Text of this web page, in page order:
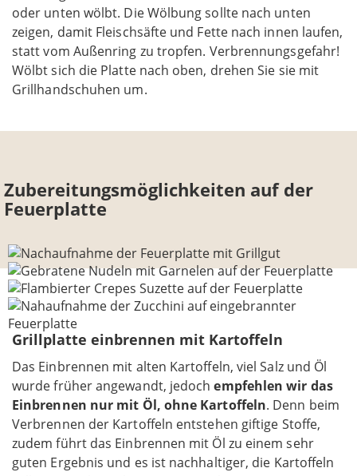
oder unten wölbt. Die Wölbung sollte nach unten
zeigen, damit Fleischsäfte und Fette nach innen laufen,
statt vom Außenring zu tropfen. Verbrennungsgefahr!
Wölbt sich die Platte nach oben, drehen Sie sie mit
Grillhandschuhen um.
Zubereitungsmöglichkeiten auf der
Feuerplatte
Grillplatte einbrennen mit Kartoffeln
Das Einbrennen mit alten Kartoffeln, viel Salz und Öl
wurde früher angewandt, jedochempfehlen wir das
Einbrennen nur mit Öl, ohne Kartoffeln. Denn beim
Verbrennen der Kartoffeln entstehen giftige Stoffe,
zudem führt das Einbrennen mit Öl zu einem sehr
guten Ergebnis und es ist nachhaltiger, die Kartoffeln